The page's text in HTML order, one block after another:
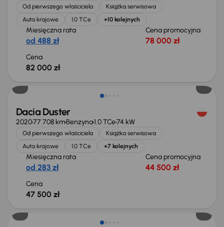
Od pierwszego właściciela
Książka serwisowa
Auta krajowe
1.0 TCe +10 kolejnych
Miesięczna rata
od 488 zł
Cena promocyjna
78 000 zł
Cena
82 000 zł
Dacia Duster
202077 708 kmBenzyna1.0 TCe74 kW
Od pierwszego właściciela
Książka serwisowa
Auta krajowe
1.0 TCe +7 kolejnych
Miesięczna rata
od 283 zł
Cena promocyjna
44 500 zł
Cena
47 500 zł